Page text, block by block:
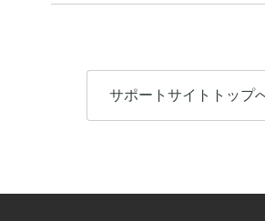
サポートサイトトップ